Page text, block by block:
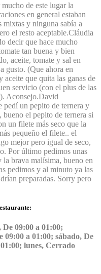
de este lugar la
en general estaban
mixtas y ninguna sabía a
el resto aceptable.Cláudia
decir que hace mucho
tan buena y bien
aceite, tomate y sal en
gusto. (Que ahora en
que quita las ganas de
servicio (con el plus de las
Aconsejo.David
pedí un pepito de ternera y
el pepito de ternera si
un filete más seco que la
pequeño el filete.. el
mejor pero igual de seco,
Por último pedimos unas
brava malísima, bueno en
pedimos y al minuto ya las
preparadas. Sorry pero
De 09:00 a 01:00;
09:00 a 01:00; sábado, De
lunes, Cerrado